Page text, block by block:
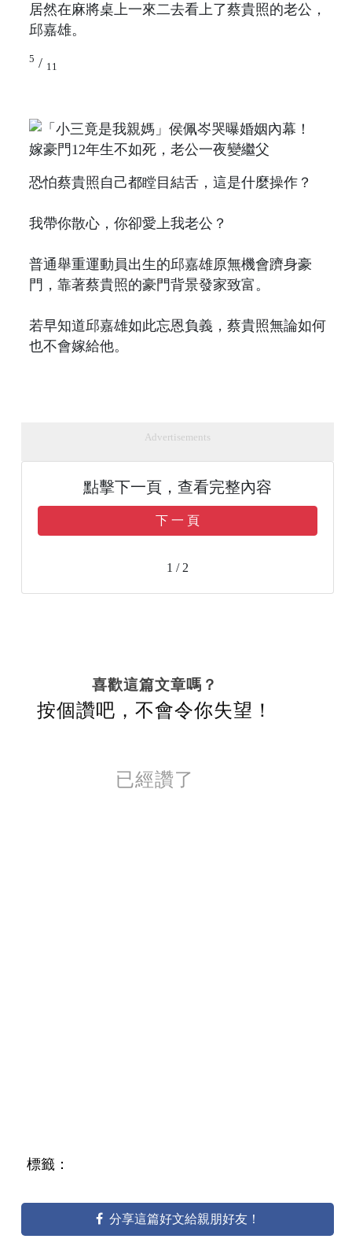
居然在麻將桌上一來二去看上了蔡貴照的老公，
邱嘉雄。
5 / 11
恐怕蔡貴照自己都瞠目結舌，這是什麼操作？
我帶你散心，你卻愛上我老公？
普通舉重運動員出生的邱嘉雄原無機會躋身豪
門，靠著蔡貴照的豪門背景發家致富。
若早知道邱嘉雄如此忘恩負義，蔡貴照無論如何
也不會嫁給他。
Advertisements
點擊下一頁，查看完整內容
下 一 頁
1 / 2
喜歡這篇文章嗎？
按個讚吧，不會令你失望！
已經讚了
標籤：
分享這篇好文給親朋好友！